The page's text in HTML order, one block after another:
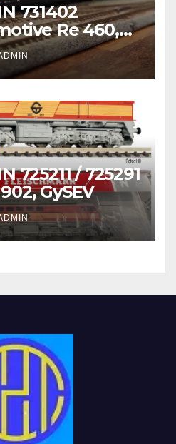
731402
Re 460,
725211 / 725291
GySEV